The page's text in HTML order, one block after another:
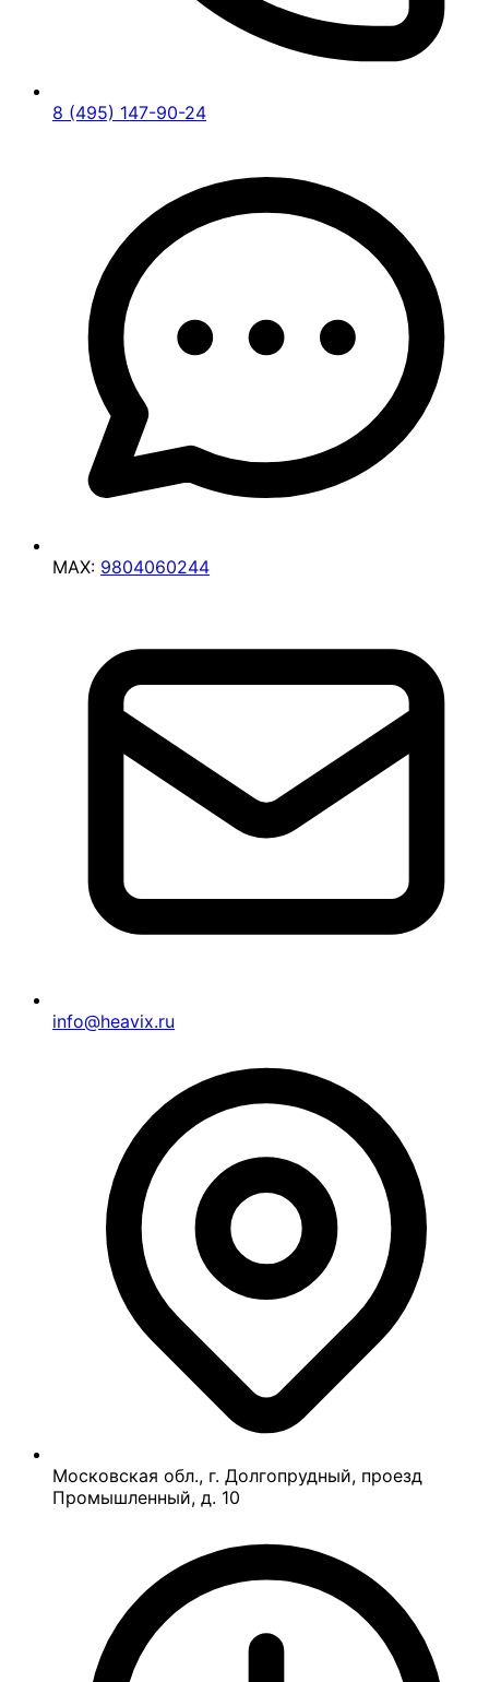
8 (495) 147-90-24
MAX: 9804060244
info@heavix.ru
Московская обл., г. Долгопрудный, проезд
Промышленный, д. 10